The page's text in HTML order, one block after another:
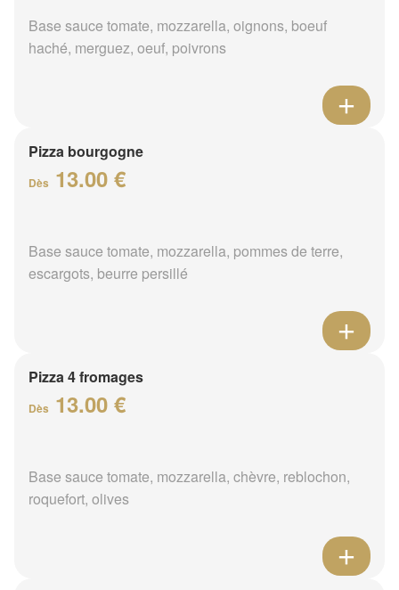
Base sauce tomate, mozzarella, oignons, boeuf
haché, merguez, oeuf, poivrons
Pizza bourgogne
Dès 13.00 €
Base sauce tomate, mozzarella, pommes de terre,
escargots, beurre persillé
Pizza 4 fromages
Dès 13.00 €
Base sauce tomate, mozzarella, chèvre, reblochon,
roquefort, olives